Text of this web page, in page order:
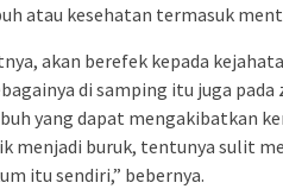
atau kesehatan termasuk
akan berefek kepada
di samping itu juga
yang dapat mengakibatkan
menjadi buruk, tentunya sulit
itu sendiri,” bebernya.